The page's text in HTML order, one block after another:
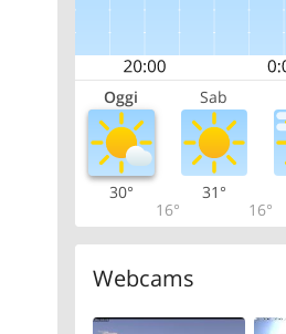
Oggi Sab
30°
16°
31°
16°
Webcams